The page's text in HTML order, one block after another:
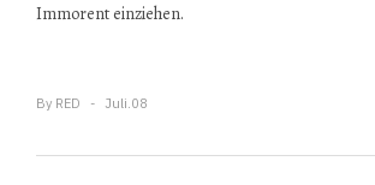
Immorent einziehen.
By RED Juli.08